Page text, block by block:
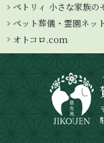
ペトリィ 小さな家族の
ペット葬儀・霊園ネット
オトコロ.com